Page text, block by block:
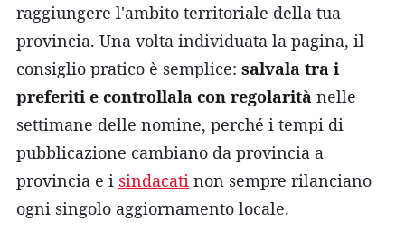
raggiungere l'ambito territoriale della tua
provincia. Una volta individuata la pagina, il
consiglio pratico è semplice: salvala tra i
preferiti e controllala con regolarità nelle
settimane delle nomine, perché i tempi di
pubblicazione cambiano da provincia a
provincia e i sindacati non sempre rilanciano
ogni singolo aggiornamento locale.